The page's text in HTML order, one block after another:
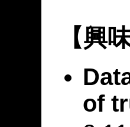
【興
of